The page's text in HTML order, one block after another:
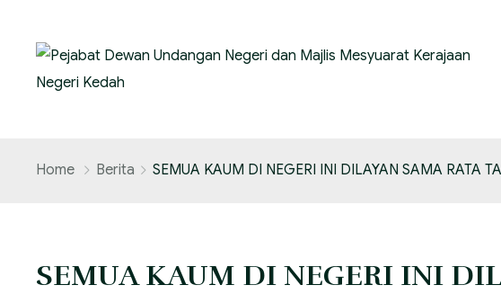
Home Berita SEMUA KAUM DI NEGERI INI DILAYAN SAMA RATA
SEMUA KAUM DI NEGERI INI